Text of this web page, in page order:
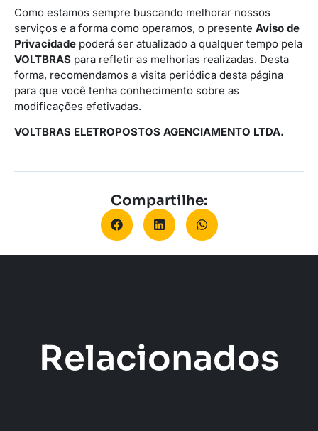
Como estamos sempre buscando melhorar nossos
serviços e a forma como operamos, o presente Aviso de
Privacidade poderá ser atualizado a qualquer tempo pela
VOLTBRAS para refletir as melhorias realizadas. Desta
forma, recomendamos a visita periódica desta página
para que você tenha conhecimento sobre as
modificações efetivadas.
VOLTBRAS ELETROPOSTOS AGENCIAMENTO LTDA.
Compartilhe:
Relacionados